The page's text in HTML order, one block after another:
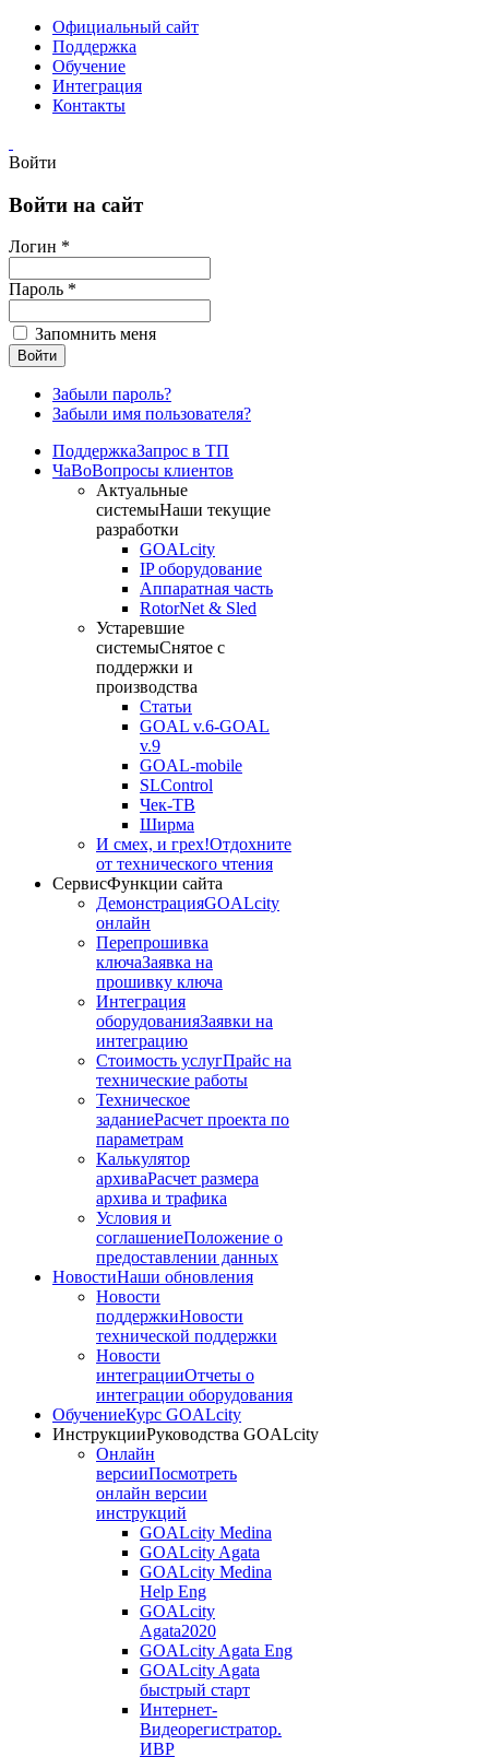
Официальный сайт
Поддержка
Обучение
Интеграция
Контакты
Войти
Войти на сайт
Логин *
Пароль *
Запомнить меня
Забыли пароль?
Забыли имя пользователя?
ПоддержкаЗапрос в ТП
ЧаВоВопросы клиентов
Актуальные
системыНаши текущие
разработки
GOALcity
IP оборудование
Аппаратная часть
RotorNet & Sled
Устаревшие
системыСнятое с
поддержки и
производства
Статьи
GOAL v.6-GOAL
v.9
GOAL-mobile
SLControl
Чек-ТВ
Ширма
И смех, и грех!Отдохните
от технического чтения
СервисФункции сайта
ДемонстрацияGOALcity
онлайн
Перепрошивка
ключаЗаявка на
прошивку ключа
Интеграция
оборудованияЗаявки на
интеграцию
Стоимость услугПрайс на
технические работы
Техническое
заданиеРасчет проекта по
параметрам
Калькулятор
архиваРасчет размера
архива и трафика
Условия и
соглашениеПоложение о
предоставлении данных
НовостиНаши обновления
Новости
поддержкиНовости
технической поддержки
Новости
интеграцииОтчеты о
интеграции оборудования
ОбучениеКурс GOALcity
ИнструкцииРуководства GOALcity
Онлайн
версииПосмотреть
онлайн версии
инструкций
GOALcity Medina
GOALcity Agata
GOALcity Medina
Help Eng
GOALcity
Agata2020
GOALcity Agata Eng
GOALcity Agata
быстрый старт
Интернет-
Видеорегистратор.
ИВР